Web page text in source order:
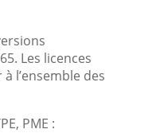
Les licences
l’ensemble des
PME :